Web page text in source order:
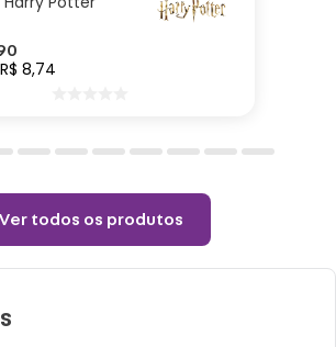
de uso:
e abrasivos.
podem trincar ou
R$ 8,74
Ver todos os produtos